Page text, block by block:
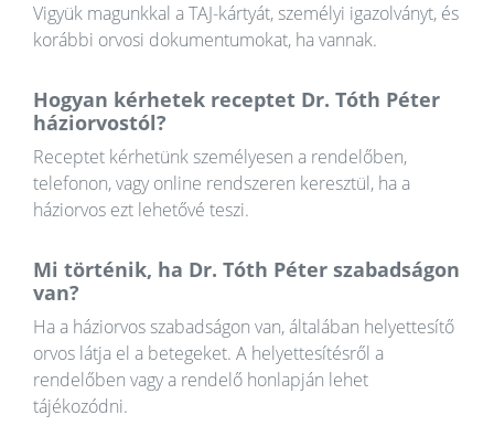
Vigyük magunkkal a TAJ-kártyát, személyi igazolványt, és
korábbi orvosi dokumentumokat, ha vannak.
Hogyan kérhetek receptet Dr. Tóth Péter
háziorvostól?
Receptet kérhetünk személyesen a rendelőben,
telefonon, vagy online rendszeren keresztül, ha a
háziorvos ezt lehetővé teszi.
Mi történik, ha Dr. Tóth Péter szabadságon
van?
Ha a háziorvos szabadságon van, általában helyettesítő
orvos látja el a betegeket. A helyettesítésről a
rendelőben vagy a rendelő honlapján lehet
tájékozódni.